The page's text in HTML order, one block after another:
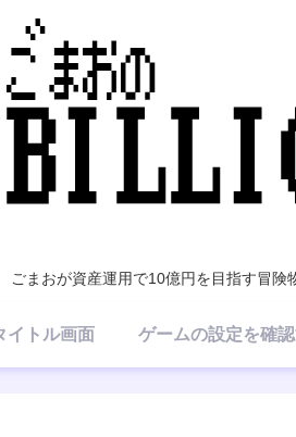
ごまおが資産運用で10億円を目指す冒険
イトル画面 ゲームの設定を確